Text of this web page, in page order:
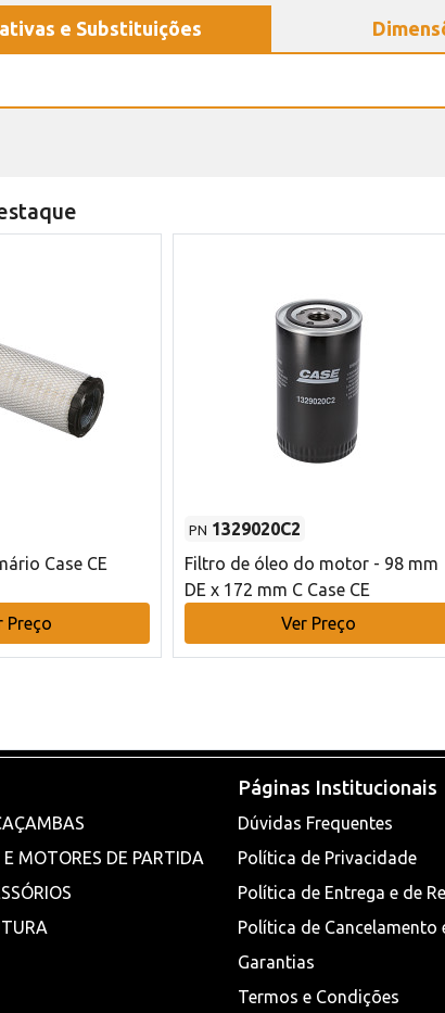
e Substituições
Case CE
Preço
PN 1329020C2
Filtro de óleo do motor - 98 mm
DE x 172 mm C Case CE
Ver Preço
MOTORES DE PARTIDA
Páginas Institucionais
Dúvidas Frequentes
Política de Privacidade
Política de Entrega e de
Política de Cancelamento
Garantias
Termos e Condições